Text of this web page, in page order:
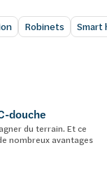
Robinets Smart
douche
du terrain. Et ce
nombreux avantages